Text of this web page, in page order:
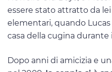
essere stato attratto da
elementari, quando
casa della cugina
Dopo anni di amicizia e